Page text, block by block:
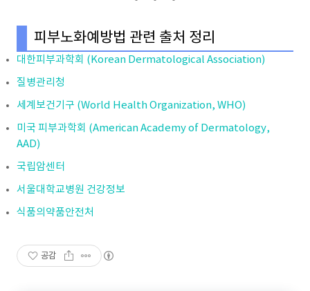
피부노화예방법 관련 출처 정리
대한피부과학회 (Korean Dermatological Association)
질병관리청
세계보건기구 (World Health Organization, WHO)
미국 피부과학회 (American Academy of Dermatology,
AAD)
국립암센터
서울대학교병원 건강정보
식품의약품안전처
공감